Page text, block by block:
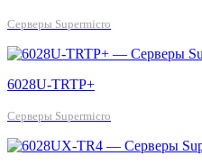
Серверы Supermicro
6028U-TRTP+
Серверы Supermicro